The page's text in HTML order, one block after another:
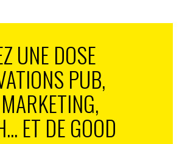
UNE DOSE
PUB,
ET DE GOOD